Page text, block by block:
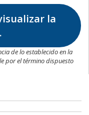
la
de lo establecido en la
por el término dispuesto